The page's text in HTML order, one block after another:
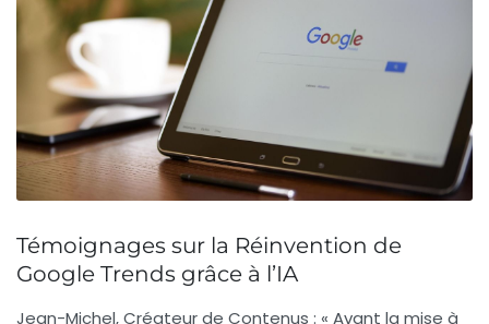
Témoignages sur la Réinvention de
Google Trends grâce à l’IA
Jean-Michel, Créateur de Contenus : « Avant la mise à